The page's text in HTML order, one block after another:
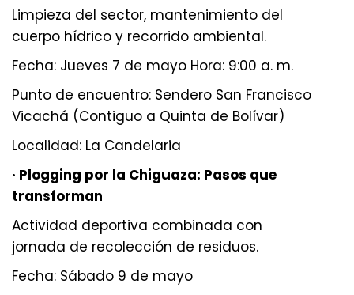
Limpieza del sector, mantenimiento del
cuerpo hídrico y recorrido ambiental.
Fecha: Jueves 7 de mayo Hora: 9:00 a. m.
Punto de encuentro: Sendero San Francisco
Vicachá (Contiguo a Quinta de Bolívar)
Localidad: La Candelaria
· Plogging por la Chiguaza: Pasos que
transforman
Actividad deportiva combinada con
jornada de recolección de residuos.
Fecha: Sábado 9 de mayo